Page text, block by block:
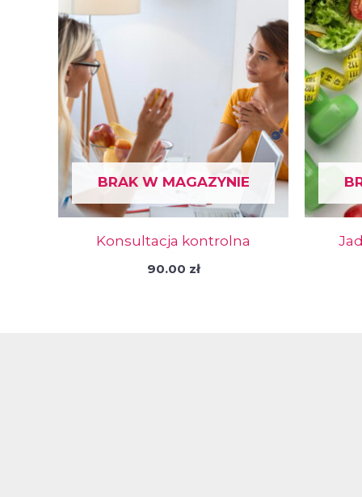
BRAK W MAGAZYNIE
Konsultacja kontrolna
90.00 zł